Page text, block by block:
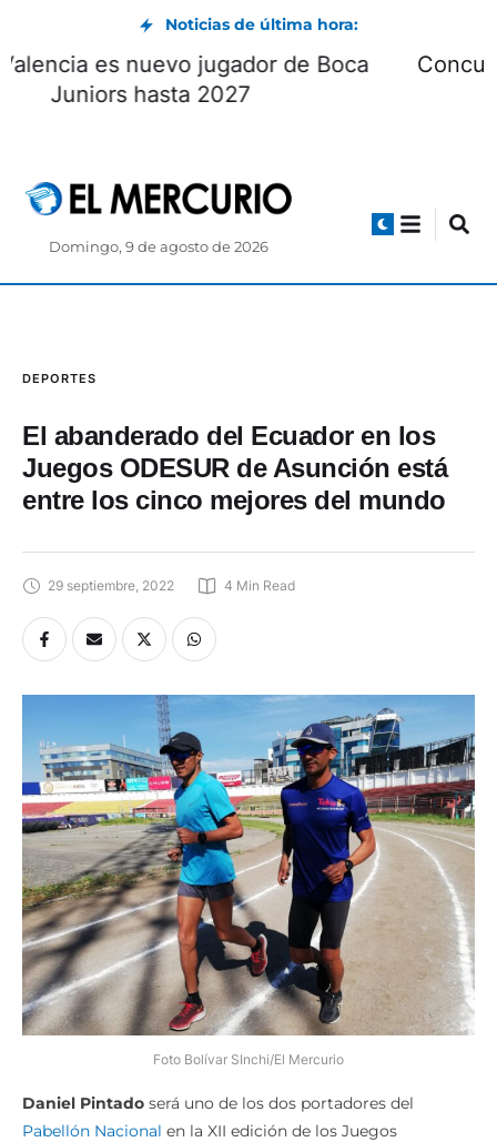
Noticias de última hora:
Enner Valencia es nuevo jugador de Boca
Juniors hasta 2027
Domingo, 9 de agosto de 2026
DEPORTES
El abanderado del Ecuador en los
Juegos ODESUR de Asunción está
entre los cinco mejores del mundo
29 septiembre, 2022 4 Min Read
Foto Bolívar SInchi/El Mercurio
Daniel Pintado será uno de los dos portadores del
Pabellón Nacional en la XII edición de los Juegos